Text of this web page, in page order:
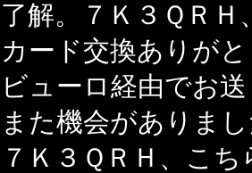
了解。７Ｋ３ＱＲ
カード交換ありが
ビューロ経由でお
また機会がありま
７Ｋ３ＱＲＨ、こ